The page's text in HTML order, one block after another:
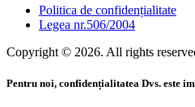
Politica de confidențialitate
Legea nr.506/2004
Copyright © 2026. All rights
Pentru noi, confidențialitatea Dvs. este